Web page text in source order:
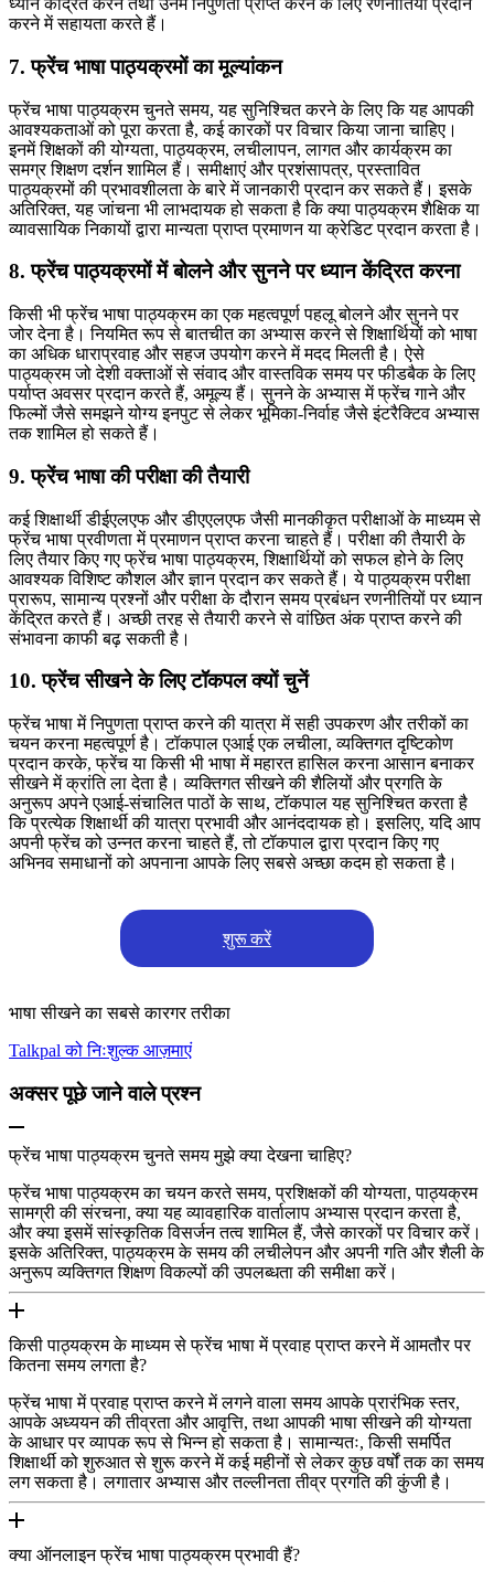
ध्यान केंद्रित करने तथा उनमें निपुणता प्राप्त करने के लिए रणनीतियां प्रदान
करने में सहायता करते हैं।
7. फ्रेंच भाषा पाठ्यक्रमों का मूल्यांकन
फ्रेंच भाषा पाठ्यक्रम चुनते समय, यह सुनिश्चित करने के लिए कि यह आपकी
आवश्यकताओं को पूरा करता है, कई कारकों पर विचार किया जाना चाहिए।
इनमें शिक्षकों की योग्यता, पाठ्यक्रम, लचीलापन, लागत और कार्यक्रम का
समग्र शिक्षण दर्शन शामिल हैं। समीक्षाएं और प्रशंसापत्र, प्रस्तावित
पाठ्यक्रमों की प्रभावशीलता के बारे में जानकारी प्रदान कर सकते हैं। इसके
अतिरिक्त, यह जांचना भी लाभदायक हो सकता है कि क्या पाठ्यक्रम शैक्षिक या
व्यावसायिक निकायों द्वारा मान्यता प्राप्त प्रमाणन या क्रेडिट प्रदान करता है।
8. फ्रेंच पाठ्यक्रमों में बोलने और सुनने पर ध्यान केंद्रित करना
किसी भी फ्रेंच भाषा पाठ्यक्रम का एक महत्वपूर्ण पहलू बोलने और सुनने पर
जोर देना है। नियमित रूप से बातचीत का अभ्यास करने से शिक्षार्थियों को भाषा
का अधिक धाराप्रवाह और सहज उपयोग करने में मदद मिलती है। ऐसे
पाठ्यक्रम जो देशी वक्ताओं से संवाद और वास्तविक समय पर फीडबैक के लिए
पर्याप्त अवसर प्रदान करते हैं, अमूल्य हैं। सुनने के अभ्यास में फ्रेंच गाने और
फिल्मों जैसे समझने योग्य इनपुट से लेकर भूमिका-निर्वाह जैसे इंटरैक्टिव अभ्यास
तक शामिल हो सकते हैं।
9. फ्रेंच भाषा की परीक्षा की तैयारी
कई शिक्षार्थी डीईएलएफ और डीएएलएफ जैसी मानकीकृत परीक्षाओं के माध्यम से
फ्रेंच भाषा प्रवीणता में प्रमाणन प्राप्त करना चाहते हैं। परीक्षा की तैयारी के
लिए तैयार किए गए फ्रेंच भाषा पाठ्यक्रम, शिक्षार्थियों को सफल होने के लिए
आवश्यक विशिष्ट कौशल और ज्ञान प्रदान कर सकते हैं। ये पाठ्यक्रम परीक्षा
प्रारूप, सामान्य प्रश्नों और परीक्षा के दौरान समय प्रबंधन रणनीतियों पर ध्यान
केंद्रित करते हैं। अच्छी तरह से तैयारी करने से वांछित अंक प्राप्त करने की
संभावना काफी बढ़ सकती है।
10. फ्रेंच सीखने के लिए टॉकपल क्यों चुनें
फ्रेंच भाषा में निपुणता प्राप्त करने की यात्रा में सही उपकरण और तरीकों का
चयन करना महत्वपूर्ण है। टॉकपाल एआई एक लचीला, व्यक्तिगत दृष्टिकोण
प्रदान करके, फ्रेंच या किसी भी भाषा में महारत हासिल करना आसान बनाकर
सीखने में क्रांति ला देता है। व्यक्तिगत सीखने की शैलियों और प्रगति के
अनुरूप अपने एआई-संचालित पाठों के साथ, टॉकपाल यह सुनिश्चित करता है
कि प्रत्येक शिक्षार्थी की यात्रा प्रभावी और आनंददायक हो। इसलिए, यदि आप
अपनी फ्रेंच को उन्नत करना चाहते हैं, तो टॉकपाल द्वारा प्रदान किए गए
अभिनव समाधानों को अपनाना आपके लिए सबसे अच्छा कदम हो सकता है।
शुरू करें
भाषा सीखने का सबसे कारगर तरीका
Talkpal को निःशुल्क आज़माएं
अक्सर पूछे जाने वाले प्रश्न
फ्रेंच भाषा पाठ्यक्रम चुनते समय मुझे क्या देखना चाहिए?
फ्रेंच भाषा पाठ्यक्रम का चयन करते समय, प्रशिक्षकों की योग्यता, पाठ्यक्रम
सामग्री की संरचना, क्या यह व्यावहारिक वार्तालाप अभ्यास प्रदान करता है,
और क्या इसमें सांस्कृतिक विसर्जन तत्व शामिल हैं, जैसे कारकों पर विचार करें।
इसके अतिरिक्त, पाठ्यक्रम के समय की लचीलेपन और अपनी गति और शैली के
अनुरूप व्यक्तिगत शिक्षण विकल्पों की उपलब्धता की समीक्षा करें।
किसी पाठ्यक्रम के माध्यम से फ्रेंच भाषा में प्रवाह प्राप्त करने में आमतौर पर
कितना समय लगता है?
फ्रेंच भाषा में प्रवाह प्राप्त करने में लगने वाला समय आपके प्रारंभिक स्तर,
आपके अध्ययन की तीव्रता और आवृत्ति, तथा आपकी भाषा सीखने की योग्यता
के आधार पर व्यापक रूप से भिन्न हो सकता है। सामान्यतः, किसी समर्पित
शिक्षार्थी को शुरुआत से शुरू करने में कई महीनों से लेकर कुछ वर्षों तक का समय
लग सकता है। लगातार अभ्यास और तल्लीनता तीव्र प्रगति की कुंजी है।
क्या ऑनलाइन फ्रेंच भाषा पाठ्यक्रम प्रभावी हैं?